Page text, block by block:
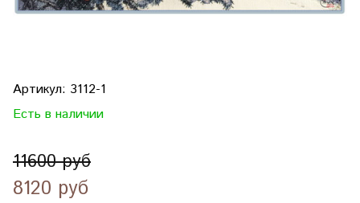
Артикул: 3112-1
Есть в наличии
11600 руб
8120 руб